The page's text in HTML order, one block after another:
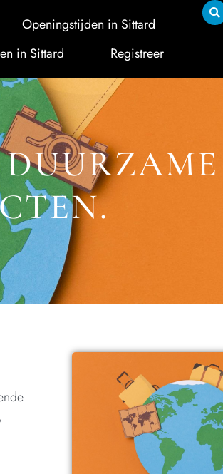
Openingstijden in Sittard
in Sittard
Registreer